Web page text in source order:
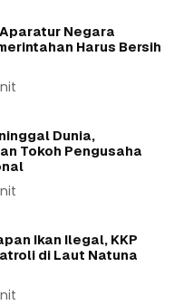
Negara
Harus Bersih
Dunia,
Tokoh Pengusaha
Ikan Ilegal, KKP
di Laut Natuna